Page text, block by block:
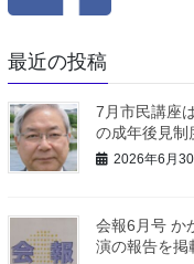
最近の投稿
7月市民講座
の成年後見制
2026年6月30
会報6月号 か
演の報告を掲